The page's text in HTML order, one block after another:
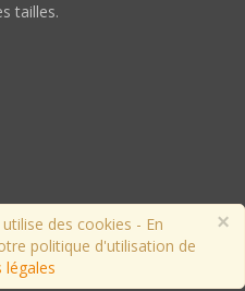
tailles.
×
utilise des cookies - En
politique d'utilisation de
légales